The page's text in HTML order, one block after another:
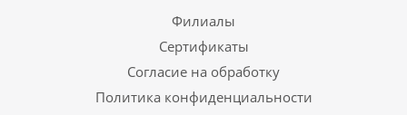
Филиалы
Сертификаты
Согласие на обработку
Политика конфиденциальности